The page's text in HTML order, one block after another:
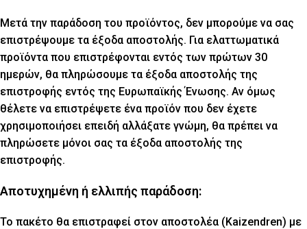
Μετά την παράδοση του προϊόντος, δεν μπορούμε να σας
επιστρέψουμε τα έξοδα αποστολής. Για ελαττωματικά
προϊόντα που επιστρέφονται εντός των πρώτων 30
ημερών, θα πληρώσουμε τα έξοδα αποστολής της
επιστροφής εντός της Ευρωπαϊκής Ένωσης. Αν όμως
θέλετε να επιστρέψετε ένα προϊόν που δεν έχετε
χρησιμοποιήσει επειδή αλλάξατε γνώμη, θα πρέπει να
πληρώσετε μόνοι σας τα έξοδα αποστολής της
επιστροφής.
Αποτυχημένη ή ελλιπής παράδοση:
Το πακέτο θα επιστραφεί στον αποστολέα (Kaizendren) με